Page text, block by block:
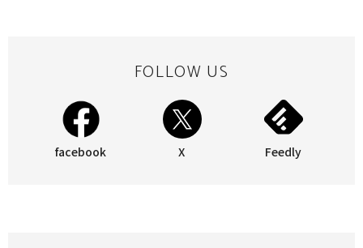
FOLLOW US
facebook X Feedly